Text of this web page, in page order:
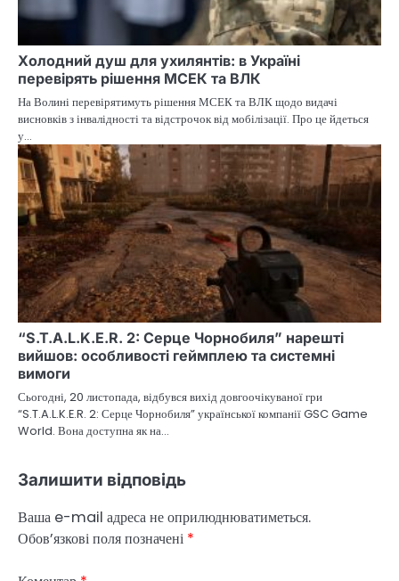
Холодний душ для ухилянтів: в Україні
перевірять рішення МСЕК та ВЛК
На Волині перевірятимуть рішення МСЕК та ВЛК щодо видачі
висновків з інвалідності та відстрочок від мобілізації. Про це йдеться
у…
“S.T.A.L.K.E.R. 2: Серце Чорнобиля” нарешті
вийшов: особливості геймплею та системні
вимоги
Сьогодні, 20 листопада, відбувся вихід довгоочікуваної гри
“S.T.A.L.K.E.R. 2: Серце Чорнобиля” української компанії GSC Game
World. Вона доступна як на…
Залишити відповідь
Ваша e-mail адреса не оприлюднюватиметься.
Обов’язкові поля позначені *